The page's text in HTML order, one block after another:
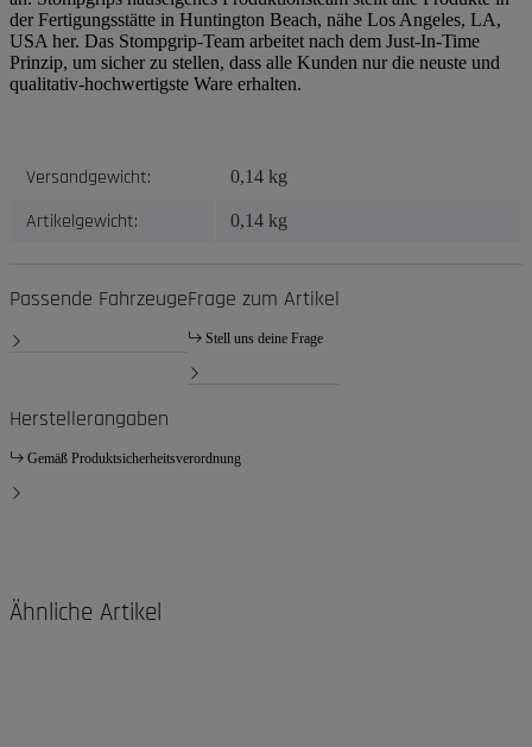
der Fertigungsstätte in Huntington Beach, nähe Los Angeles, LA,
USA her. Das Stompgrip-Team arbeitet nach dem Just-In-Time
Prinzip, um sicher zu stellen, dass alle Kunden nur die neuste und
qualitativ-hochwertigste Ware erhalten.
Produkteigenschaft
Wert
Versandgewicht: 0,14 kg
Artikelgewicht: 0,14 kg
Passende FahrzeugeFrage zum Artikel
Stell uns deine Frage
Herstellerangaben
Gemäß Produktsicherheitsverordnung
Ähnliche Artikel